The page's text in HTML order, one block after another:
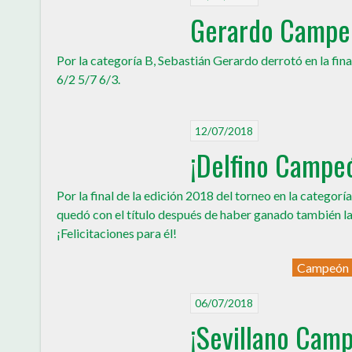
Gerardo
Por la categoría B, Sebastián Gerardo derrotó en la
6/2 5/7 6/3.
12/07/2018
¡Delfino
Por la final de la edición 2018 del torneo en la
quedó con el título después de haber ganado también
¡Felicitaciones para él!
Campeón
06/07/2018
¡Sevillano